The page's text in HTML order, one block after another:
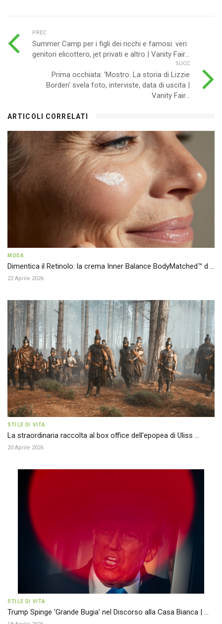
PREC
Summer Camp per i figli dei ricchi e famosi: veri
genitori elicottero, jet privati e altro | Vanity Fair...
SUCC
Prima occhiata: 'Mostro: La storia di Lizzie
Borden' svela foto, interviste, data di uscita |
Vanity Fair...
ARTICOLI CORRELATI
MODA
Dimentica il Retinolo: la crema Inner Balance BodyMatched™ d ...
22 Aprile 2026
STILE DI VITA
La straordinaria raccolta al box office dell'epopea di Uliss ...
20 Aprile 2026
STILE DI VITA
Trump Spinge 'Grande Bugia' nel Discorso alla Casa Bianca | ...